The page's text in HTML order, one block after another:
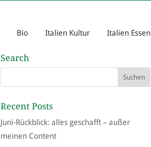
Bio Italien Kultur Italien Essen
Search
Recent Posts
Juni-Rückblick: alles geschafft – außer
meinen Content